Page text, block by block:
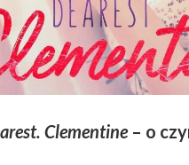
Clementine– o